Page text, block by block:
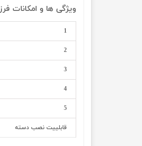
ویژگی ها و امکانات فرز
1
2
3
4
5
قابلییت نصب دسته